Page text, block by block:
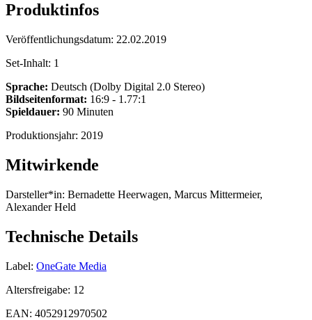
Produktinfos
Veröffentlichungsdatum: 22.02.2019
Set-Inhalt: 1
Sprache: Deutsch (Dolby Digital 2.0 Stereo)
Bildseitenformat: 16:9 - 1.77:1
Spieldauer: 90 Minuten
Produktionsjahr: 2019
Mitwirkende
Darsteller*in: Bernadette Heerwagen, Marcus Mittermeier,
Alexander Held
Technische Details
Label: OneGate Media
Altersfreigabe: 12
EAN: 4052912970502